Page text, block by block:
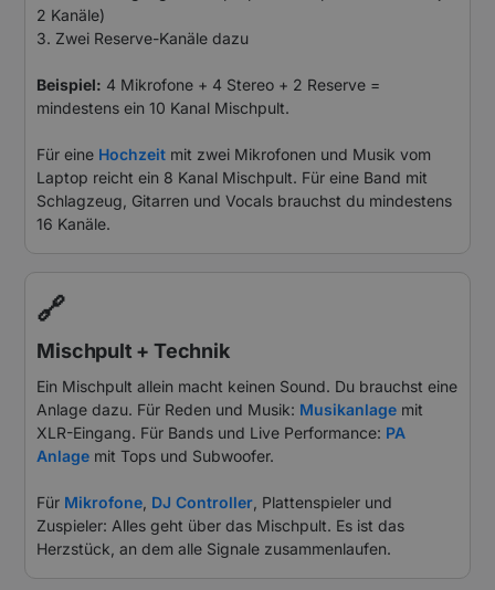
2 Kanäle)
3. Zwei Reserve-Kanäle dazu
Beispiel: 4 Mikrofone + 4 Stereo + 2 Reserve =
mindestens ein 10 Kanal Mischpult.
Für eine Hochzeit mit zwei Mikrofonen und Musik vom
Laptop reicht ein 8 Kanal Mischpult. Für eine Band mit
Schlagzeug, Gitarren und Vocals brauchst du mindestens
16 Kanäle.
🔗
Mischpult + Technik
Ein Mischpult allein macht keinen Sound. Du brauchst eine
Anlage dazu. Für Reden und Musik: Musikanlage mit
XLR-Eingang. Für Bands und Live Performance: PA
Anlage mit Tops und Subwoofer.
Für Mikrofone DJ Controller , Plattenspieler und
Zuspieler: Alles geht über das Mischpult. Es ist das
Herzstück, an dem alle Signale zusammenlaufen.